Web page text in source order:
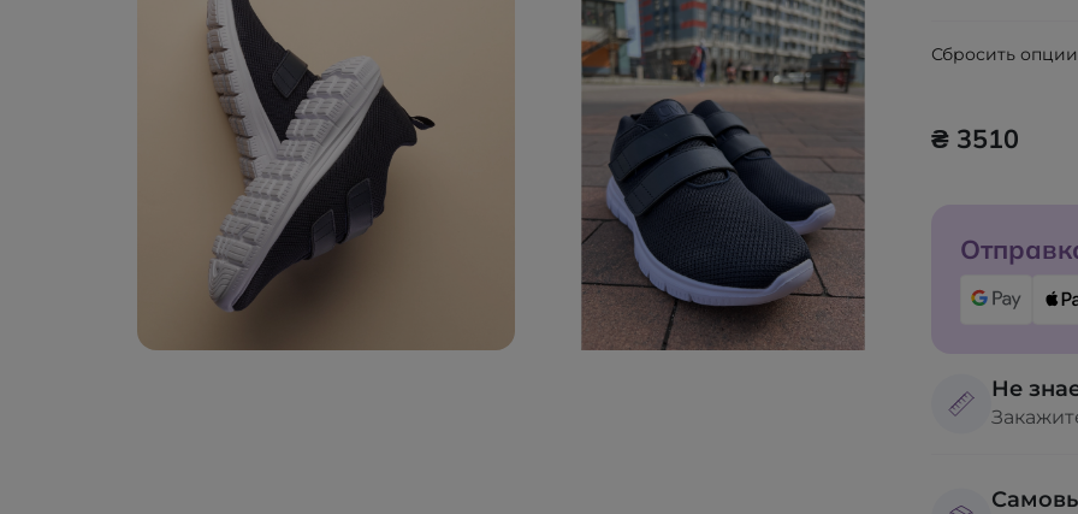
Сбросить опции
₴ 3510
Не